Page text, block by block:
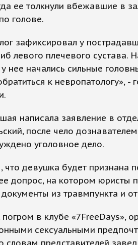
ее толкнули вбежавшие в
голове.
зафиксировал у
левого плечевого сустава.
нее начались сильные
к невропатологу», -
написала заявление в
после чело
уголовное дело.
что девушка будет признана
допрос, на котором юристы
из травмпункта и
в клубе «7FreeDays»,
сексуальными